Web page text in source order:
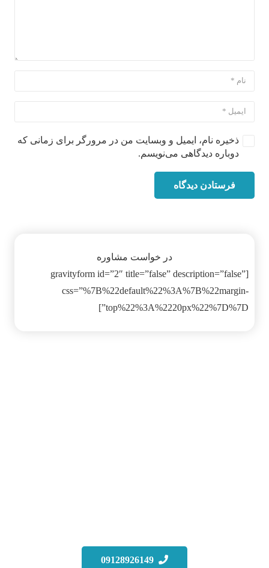
ذخیره نام، ایمیل و وبسایت من در مرورگر برای زمانی که
دوباره دیدگاهی می‌نویسم.
فرستادن دیدگاه
در خواست مشاوره
[gravityform id=”2″ title=”false” description=”false”
css=”%7B%22default%22%3A%7B%22margin-
top%22%3A%2220px%22%7D%7D”]
09128926149